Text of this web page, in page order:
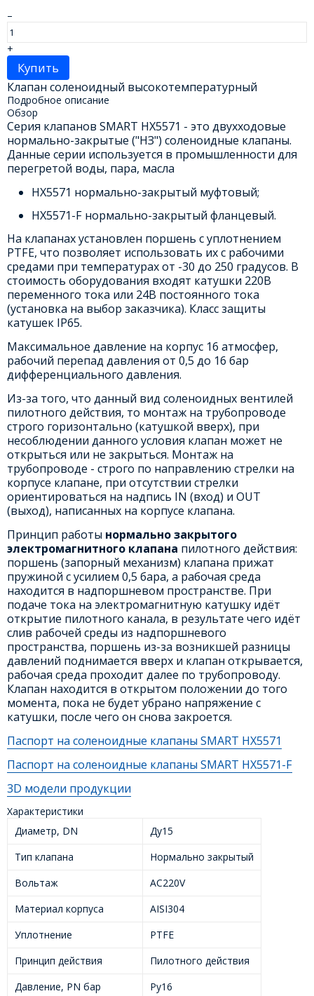
–
+
Купить
Клапан соленоидный высокотемпературный
Подробное описание
Обзор
Серия клапанов SMART HX5571 - это двухходовые
нормально-закрытые ("НЗ") соленоидные клапаны.
Данные серии используется в промышленности для
перегретой воды, пара, масла
HX5571 нормально-закрытый муфтовый;
HX5571-F нормально-закрытый фланцевый.
На клапанах установлен поршень с уплотнением
PTFE, что позволяет использовать их с рабочими
средами при температурах от -30 до 250 градусов. В
стоимость оборудования входят катушки 220В
переменного тока или 24В постоянного тока
(установка на выбор заказчика). Класс защиты
катушек IP65.
Максимальное давление на корпус 16 атмосфер,
рабочий перепад давления от 0,5 до 16 бар
дифференциального давления.
Из-за того, что данный вид соленоидных вентилей
пилотного действия, то монтаж на трубопроводе
строго горизонтально (катушкой вверх), при
несоблюдении данного условия клапан может не
открыться или не закрыться. Монтаж на
трубопроводе - строго по направлению стрелки на
корпусе клапане, при отсутствии стрелки
ориентироваться на надпись IN (вход) и OUT
(выход), написанных на корпусе клапана.
Принцип работы нормально закрытого
электромагнитного клапана пилотного действия:
поршень (запорный механизм) клапана прижат
пружиной с усилием 0,5 бара, а рабочая среда
находится в надпоршневом пространстве. При
подаче тока на электромагнитную катушку идёт
открытие пилотного канала, в результате чего идёт
слив рабочей среды из надпоршневого
пространства, поршень из-за возникшей разницы
давлений поднимается вверх и клапан открывается,
рабочая среда проходит далее по трубопроводу.
Клапан находится в открытом положении до того
момента, пока не будет убрано напряжение с
катушки, после чего он снова закроется.
Паспорт на соленоидные клапаны SMART HX5571
Паспорт на соленоидные клапаны SMART HX5571-F
3D модели продукции
Характеристики
Диаметр, DN
Ду15
Тип клапана
Нормально закрытый
Вольтаж
AC220V
Материал корпуса
AISI304
Уплотнение
PTFE
Принцип действия
Пилотного действия
Давление, PN бар
Ру16